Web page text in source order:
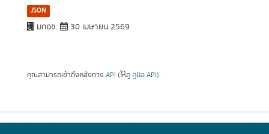
JSON
มกอช. 30 เมษายน 2569
คุณสามารถเข้าถึงคลังทาง API (ให้ดู คู่มือ API).